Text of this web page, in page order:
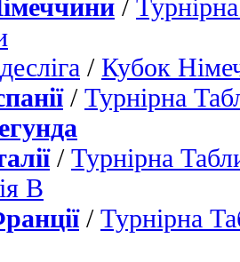
/
/ Кубок
/ Турнірна
/ Турнірна
B
/ Турнірна